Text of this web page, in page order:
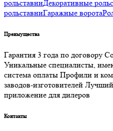
рольставниДекоративные
рольставниГаражные ворота
Преимущества
Гарантия 3 года по договору
Уникальные специалисты,
система оплаты Профили и
заводов-изготовителей Лучший
приложение для дилеров
Контакты